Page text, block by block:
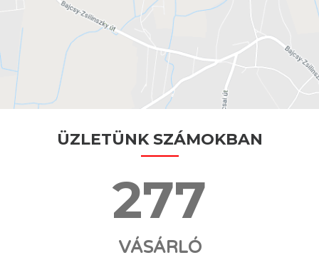
ÜZLETÜNK SZÁMOKBAN
277
VÁSÁRLÓ